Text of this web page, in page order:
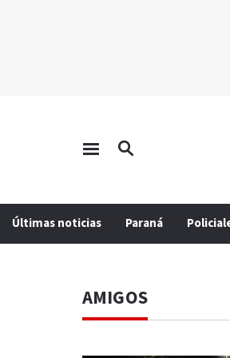
Últimas noticias Paraná
AMIGOS